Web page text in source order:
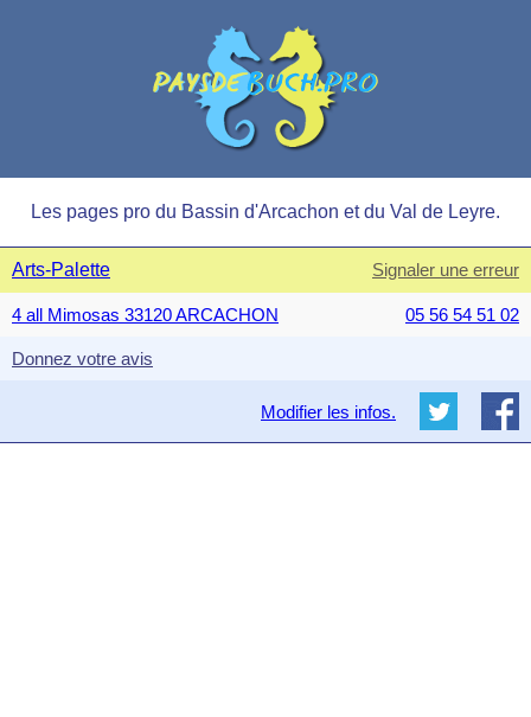
Les pages pro du Bassin d'Arcachon et du Val de Leyre.
Arts-Palette Signaler une erreur
4 all Mimosas 33120 ARCACHON 05 56 54 51 02
Donnez votre avis
Modifier les infos.